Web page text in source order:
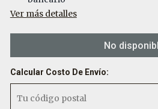
Ver más detalles
No
Calcular Costo De Envío: